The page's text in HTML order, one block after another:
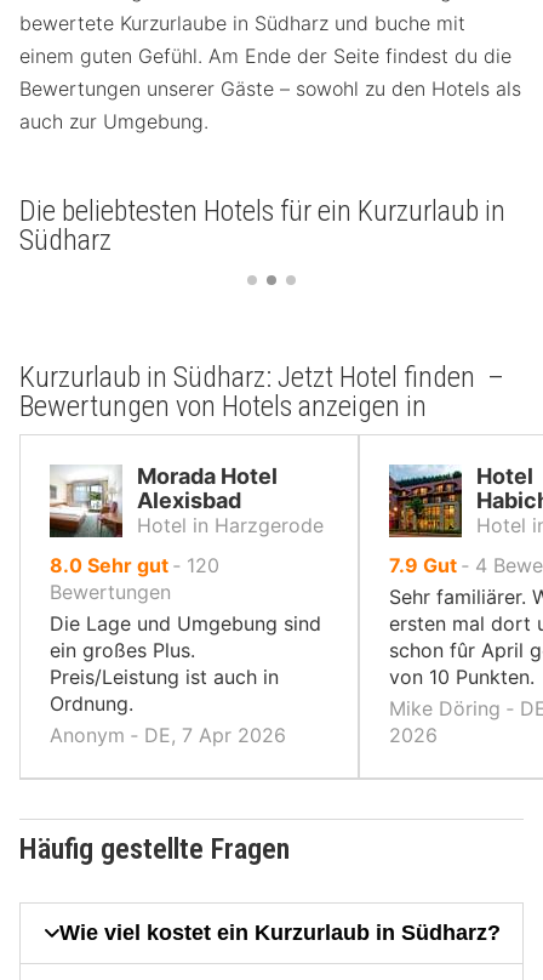
bewertete Kurzurlaube in Südharz und buche mit
einem guten Gefühl. Am Ende der Seite findest du die
Bewertungen unserer Gäste – sowohl zu den Hotels als
auch zur Umgebung.
Die beliebtesten Hotels für ein Kurzurlaub in
Südharz
Kurzurlaub in Südharz: Jetzt Hotel finden –
Bewertungen von Hotels anzeigen in
Morada Hotel
Alexisbad
Hotel in Harzgerode
8.0von
10,
Sehr gut ‐ 120
Bewertungen
Die Lage und Umgebung sind
ein großes Plus.
Preis/Leistung ist auch in
Ordnung.
Anonym ‐ DE, 7 Apr 2026
Hotel
Hotel
7.9 von
10,
Gut ‐ 4
Sehr familiärer.
ersten mal dort
schon fûr April
von 10 Punkten.
Mike Döring ‐
2026
Häufig gestellte Fragen
Wie viel kostet ein Kurzurlaub in Südharz?